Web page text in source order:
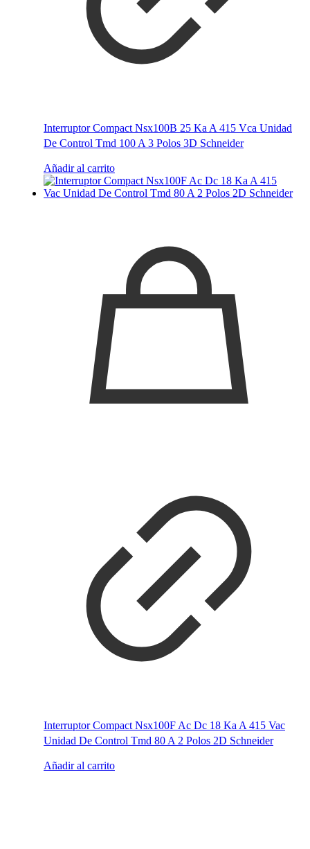
Interruptor Compact Nsx100B 25 Ka A 415 Vca Unidad
De Control Tmd 100 A 3 Polos 3D Schneider
Añadir al carrito
Interruptor Compact Nsx100F Ac Dc 18 Ka A 415 Vac
Unidad De Control Tmd 80 A 2 Polos 2D Schneider
Añadir al carrito